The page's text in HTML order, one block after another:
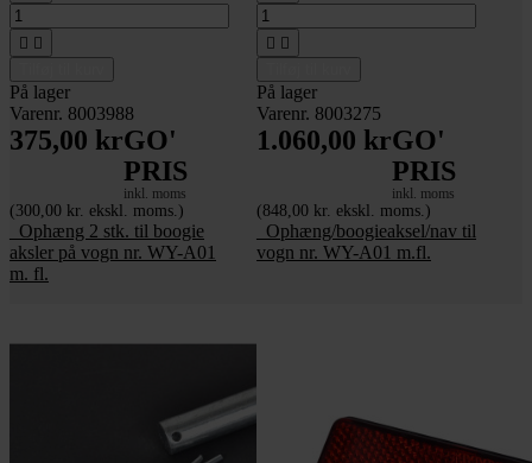
 
På lager
Varenr. 8003988
375,00 krGO'
PRIS
inkl. moms
(300,00 kr. ekskl. moms.)
_Ophæng 2 stk. til boogie
aksler på vogn nr. WY-A01
m. fl.
 
På lager
Varenr. 8003275
1.060,00 krGO'
PRIS
inkl. moms
(848,00 kr. ekskl. moms.)
_Ophæng/boogieaksel/nav til
vogn nr. WY-A01 m.fl.